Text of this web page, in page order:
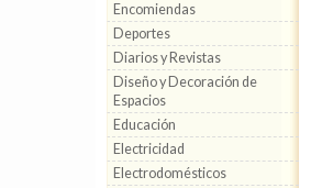
Encomiendas
Deportes
Diarios y Revistas
Diseño y Decoración de
Espacios
Educación
Electricidad
Electrodomésticos